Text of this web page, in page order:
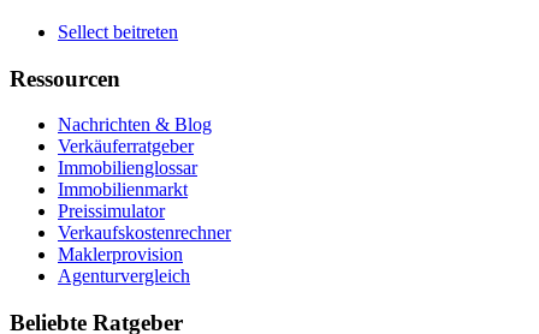
Sellect beitreten
Ressourcen
Nachrichten & Blog
Verkäuferratgeber
Immobilienglossar
Immobilienmarkt
Preissimulator
Verkaufskostenrechner
Maklerprovision
Agenturvergleich
Beliebte Ratgeber